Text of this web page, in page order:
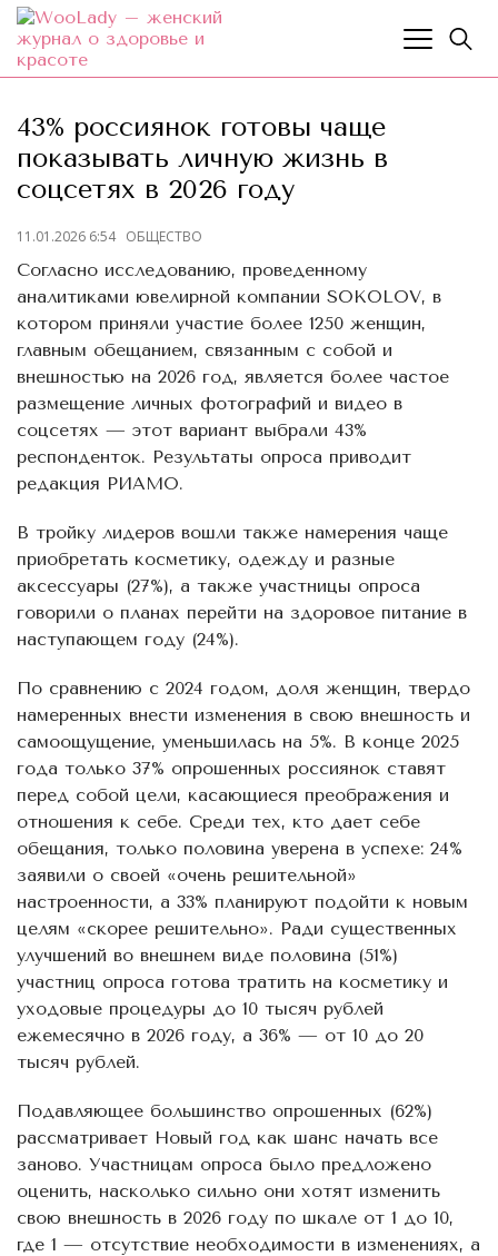
43% россиянок готовы чаще
показывать личную жизнь в
соцсетях в 2026 году
11.01.2026 6:54 ОБЩЕСТВО
Согласно исследованию, проведенному
аналитиками ювелирной компании SOKOLOV, в
котором приняли участие более 1250 женщин,
главным обещанием, связанным с собой и
внешностью на 2026 год, является более частое
размещение личных фотографий и видео в
соцсетях — этот вариант выбрали 43%
респонденток. Результаты опроса приводит
редакция РИАМО.
В тройку лидеров вошли также намерения чаще
приобретать косметику, одежду и разные
аксессуары (27%), а также участницы опроса
говорили о планах перейти на здоровое питание в
наступающем году (24%).
По сравнению с 2024 годом, доля женщин, твердо
намеренных внести изменения в свою внешность и
самоощущение, уменьшилась на 5%. В конце 2025
года только 37% опрошенных россиянок ставят
перед собой цели, касающиеся преображения и
отношения к себе. Среди тех, кто дает себе
обещания, только половина уверена в успехе: 24%
заявили о своей «очень решительной»
настроенности, а 33% планируют подойти к новым
целям «скорее решительно». Ради существенных
улучшений во внешнем виде половина (51%)
участниц опроса готова тратить на косметику и
уходовые процедуры до 10 тысяч рублей
ежемесячно в 2026 году, а 36% — от 10 до 20
тысяч рублей.
Подавляющее большинство опрошенных (62%)
рассматривает Новый год как шанс начать все
заново. Участницам опроса было предложено
оценить, насколько сильно они хотят изменить
свою внешность в 2026 году по шкале от 1 до 10,
где 1 — отсутствие необходимости в изменениях, а